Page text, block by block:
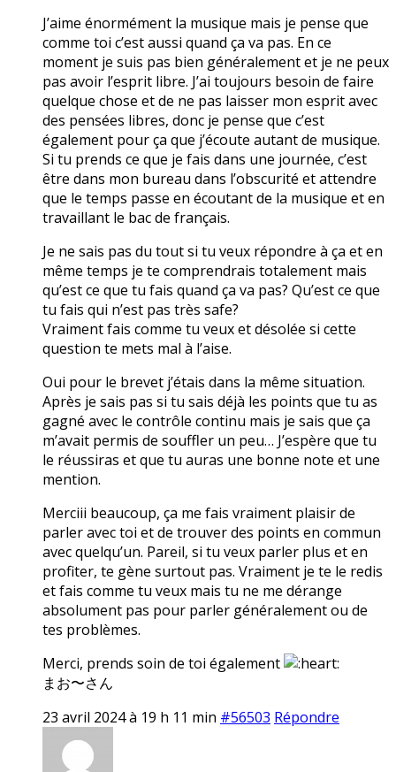
J’aime énormément la musique mais je pense que
comme toi c’est aussi quand ça va pas. En ce
moment je suis pas bien généralement et je ne peux
pas avoir l’esprit libre. J’ai toujours besoin de faire
quelque chose et de ne pas laisser mon esprit avec
des pensées libres, donc je pense que c’est
également pour ça que j’écoute autant de musique.
Si tu prends ce que je fais dans une journée, c’est
être dans mon bureau dans l’obscurité et attendre
que le temps passe en écoutant de la musique et en
travaillant le bac de français.
Je ne sais pas du tout si tu veux répondre à ça et en
même temps je te comprendrais totalement mais
qu’est ce que tu fais quand ça va pas? Qu’est ce que
tu fais qui n’est pas très safe?
Vraiment fais comme tu veux et désolée si cette
question te mets mal à l’aise.
Oui pour le brevet j’étais dans la même situation.
Après je sais pas si tu sais déjà les points que tu as
gagné avec le contrôle continu mais je sais que ça
m’avait permis de souffler un peu… J’espère que tu
le réussiras et que tu auras une bonne note et une
mention.
Merciii beaucoup, ça me fais vraiment plaisir de
parler avec toi et de trouver des points en commun
avec quelqu’un. Pareil, si tu veux parler plus et en
profiter, te gène surtout pas. Vraiment je te le redis
et fais comme tu veux mais tu ne me dérange
absolument pas pour parler généralement ou de
tes problèmes.
Merci, prends soin de toi également
まお〜さん
23 avril 2024 à 19 h 11 min #56503 Répondre